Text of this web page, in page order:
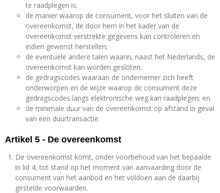
te raadplegen is;
de manier waarop de consument, voor het sluiten van de
overeenkomst, de door hem in het kader van de
overeenkomst verstrekte gegevens kan controleren en
indien gewenst herstellen;
de eventuele andere talen waarin, naast het Nederlands, de
overeenkomst kan worden gesloten;
de gedragscodes waaraan de ondernemer zich heeft
onderworpen en de wijze waarop de consument deze
gedragscodes langs elektronische weg kan raadplegen; en
de minimale duur van de overeenkomst op afstand in geval
van een duurtransactie.
Artikel 5 - De overeenkomst
De overeenkomst komt, onder voorbehoud van het bepaalde
in lid 4, tot stand op het moment van aanvaarding door de
consument van het aanbod en het voldoen aan de daarbij
gestelde voorwaarden.